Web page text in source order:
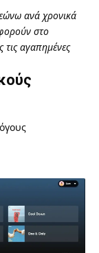
ανά χρονικά
στο
τις αγαπημένες